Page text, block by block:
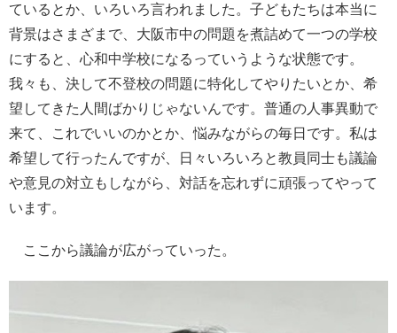
ているとか、いろいろ言われました。子どもたちは本当に
背景はさまざまで、大阪市中の問題を煮詰めて一つの学校
にすると、心和中学校になるっていうような状態です。
我々も、決して不登校の問題に特化してやりたいとか、希
望してきた人間ばかりじゃないんです。普通の人事異動で
来て、これでいいのかとか、悩みながらの毎日です。私は
希望して行ったんですが、日々いろいろと教員同士も議論
や意見の対立もしながら、対話を忘れずに頑張ってやって
います。
ここから議論が広がっていった。